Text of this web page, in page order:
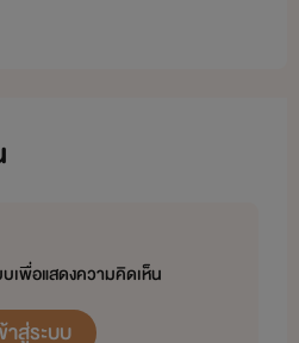
เพื่อแสดงความคิดเห็น
าสู่ระบบ